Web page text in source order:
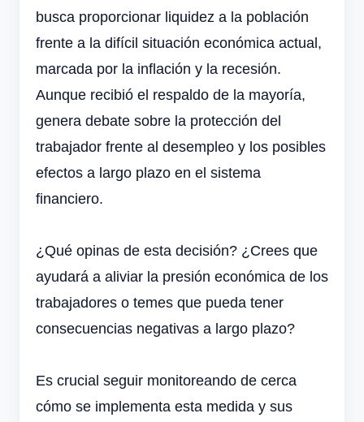
busca proporcionar liquidez a la población
frente a la difícil situación económica actual,
marcada por la inflación y la recesión.
Aunque recibió el respaldo de la mayoría,
genera debate sobre la protección del
trabajador frente al desempleo y los posibles
efectos a largo plazo en el sistema
financiero.
¿Qué opinas de esta decisión? ¿Crees que
ayudará a aliviar la presión económica de los
trabajadores o temes que pueda tener
consecuencias negativas a largo plazo?
Es crucial seguir monitoreando de cerca
cómo se implementa esta medida y sus